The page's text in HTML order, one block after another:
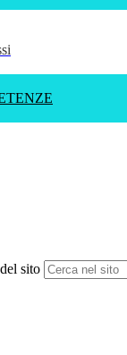
sito